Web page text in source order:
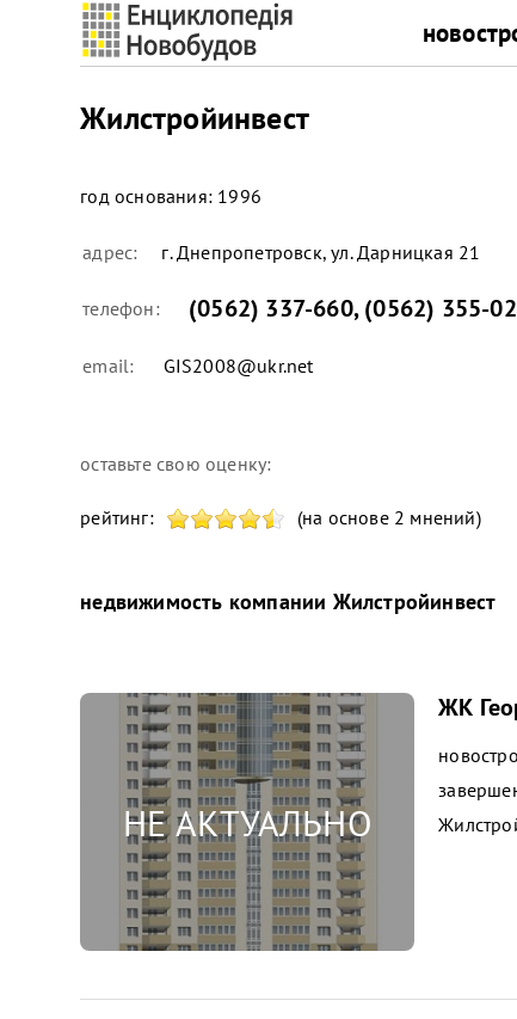
Жилстройинвест
год основания: 1996
адрес: г. Днепропетровск, ул. Дарницкая 21
телефон: (0562) 337-660,(0562) 355-
email: GIS2008@ukr.net
оставьте свою оценку:
рейтинг: (на основе 2 мнений)
недвижимость компании Жилстройинвест
ЖК